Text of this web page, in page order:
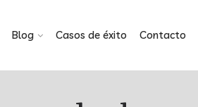
Blog Casos de éxito Contacto